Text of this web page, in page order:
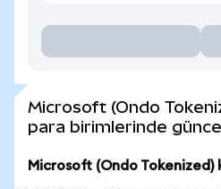
Microsoft (Ondo
para birimlerinde
Microsoft (Ondo Tokenized)